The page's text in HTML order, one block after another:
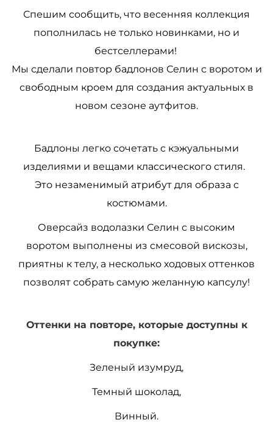
Спешим сообщить, что весенняя коллекция
пополнилась не только новинками, но и
бестселлерами!
Мы сделали повтор бадлонов Селин с воротом и
свободным кроем для создания актуальных в
новом сезоне аутфитов.
Бадлоны легко сочетать с кэжуальными
изделиями и вещами классического стиля.
Это незаменимый атрибут для образа с
костюмами.
Оверсайз водолазки Селин с высоким
воротом выполнены из смесовой вискозы,
приятны к телу, а несколько ходовых оттенков
позволят собрать самую желанную капсулу!
Оттенки на повторе, которые доступны к
покупке:
Зеленый изумруд,
Темный шоколад,
Винный.